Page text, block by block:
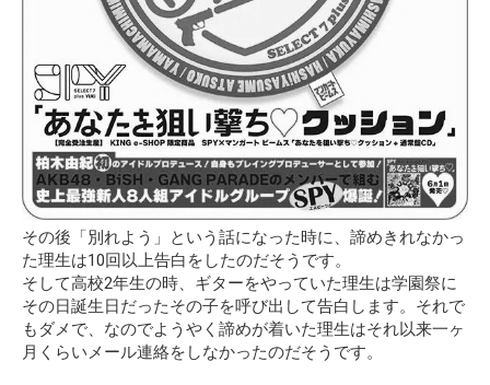
その後「別れよう」という話になった時に、諦めきれなかっ
た理生は10回以上告白をしたのだそうです。
そして高校2年生の時、ギターをやっていた理生は学園祭に
その日誕生日だったその子を呼び出して告白します。それで
もダメで、なのでようやく諦めが着いた理生はそれ以来一ヶ
月くらいメール連絡をしなかったのだそうです。